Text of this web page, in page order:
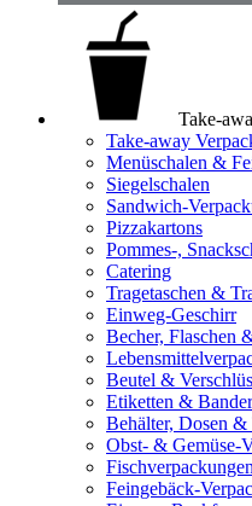
Take-
Take-away
Menüschalen &
Siegelschalen
Sandwich-
Pizzakartons
Pommes-,
Catering
Tragetaschen &
Einweg-Geschirr
Becher, Flaschen
Beutel &
Etiketten &
Behälter, Dosen &
Obst- & Gemüse-
Fischverpackungen
Feingebäck-